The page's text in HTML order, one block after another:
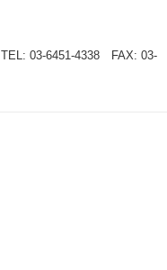
TEL: 03-6451-4338 FAX: 03-